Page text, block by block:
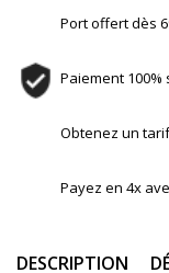
Port offert dès
Paiement 100%
Obtenez un
Payez en 4x
DESCRIPTION